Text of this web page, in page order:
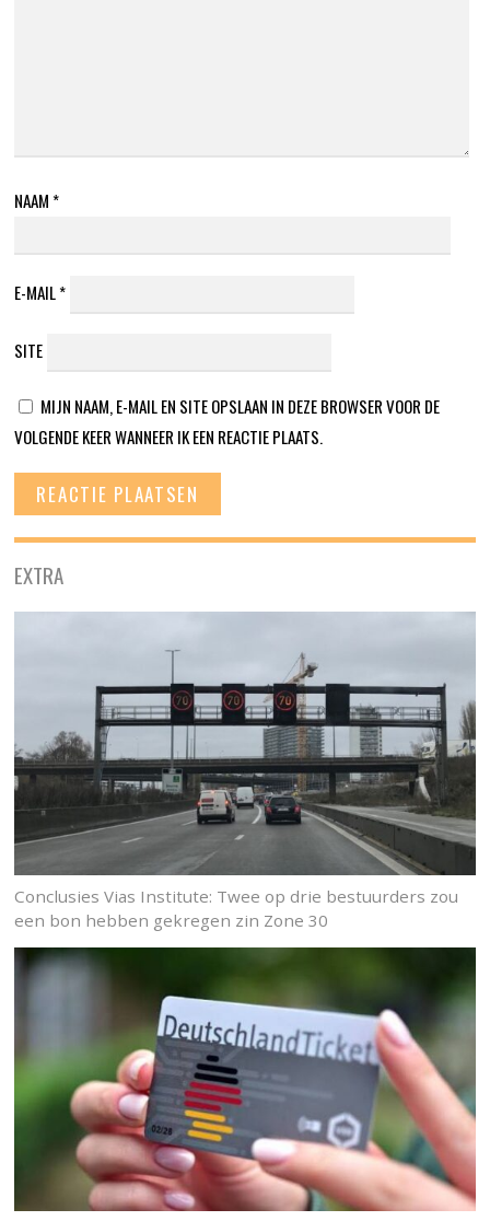
NAAM *
E-MAIL*
SITE
MIJN NAAM, E-MAIL EN SITE OPSLAAN IN DEZE BROWSER VOOR DE
VOLGENDE KEER WANNEER IK EEN REACTIE PLAATS.
EXTRA
Conclusies Vias Institute: Twee op drie bestuurders zou
een bon hebben gekregen zin Zone 30